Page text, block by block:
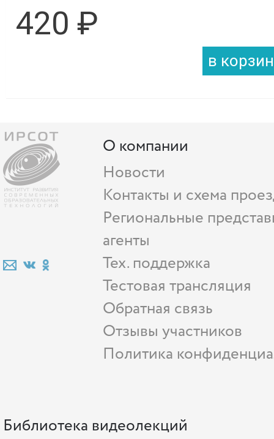
420 ₽
О компании
Новости
Контакты и схема
Региональные
агенты
Тех. поддержка
Тестовая трансляция
Обратная связь
Отзывы участников
Политика
Библиотека видеолекций